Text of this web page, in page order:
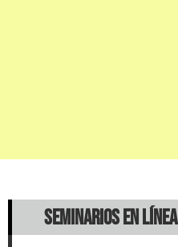
SEMINARIOS EN LÍNEA